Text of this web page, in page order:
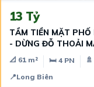
13 Tỷ
TẦM TIỀN MẶT PHỐ
- DỪNG ĐỖ THOẢI
📐 61 m² 🛏 4 PN
📍Long Biên